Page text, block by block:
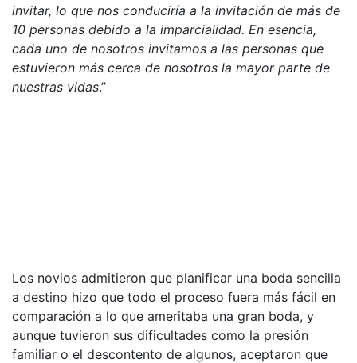
invitar, lo que nos conduciría a la invitación de más de
10 personas debido a la imparcialidad. En esencia,
cada uno de nosotros invitamos a las personas que
estuvieron más cerca de nosotros la mayor parte de
nuestras vidas.”
Los novios admitieron que planificar una boda sencilla
a destino hizo que todo el proceso fuera más fácil en
comparación a lo que ameritaba una gran boda, y
aunque tuvieron sus dificultades como la presión
familiar o el descontento de algunos, aceptaron que